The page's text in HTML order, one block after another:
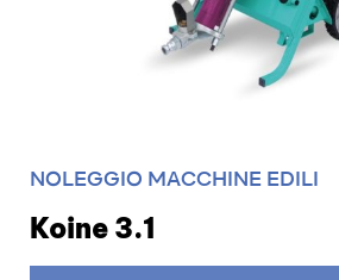
NOLEGGIO MACCHINE EDILI
Koine 3.1